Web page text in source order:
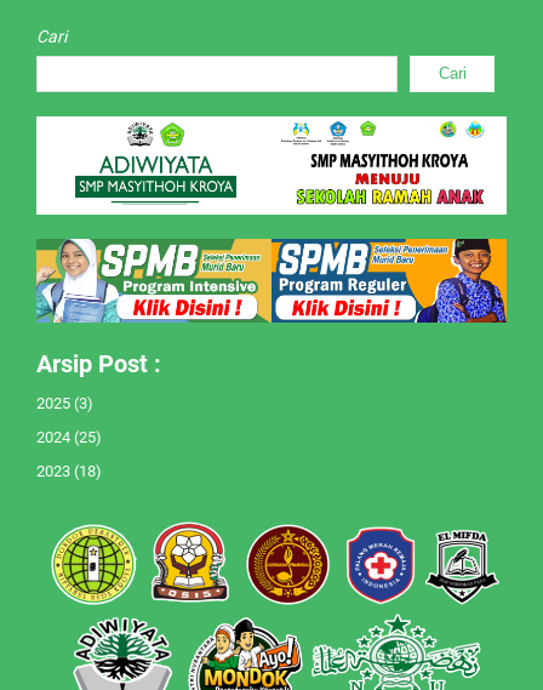
Cari
Cari
Arsip Post :
2025 (3)
2024 (25)
2023 (18)